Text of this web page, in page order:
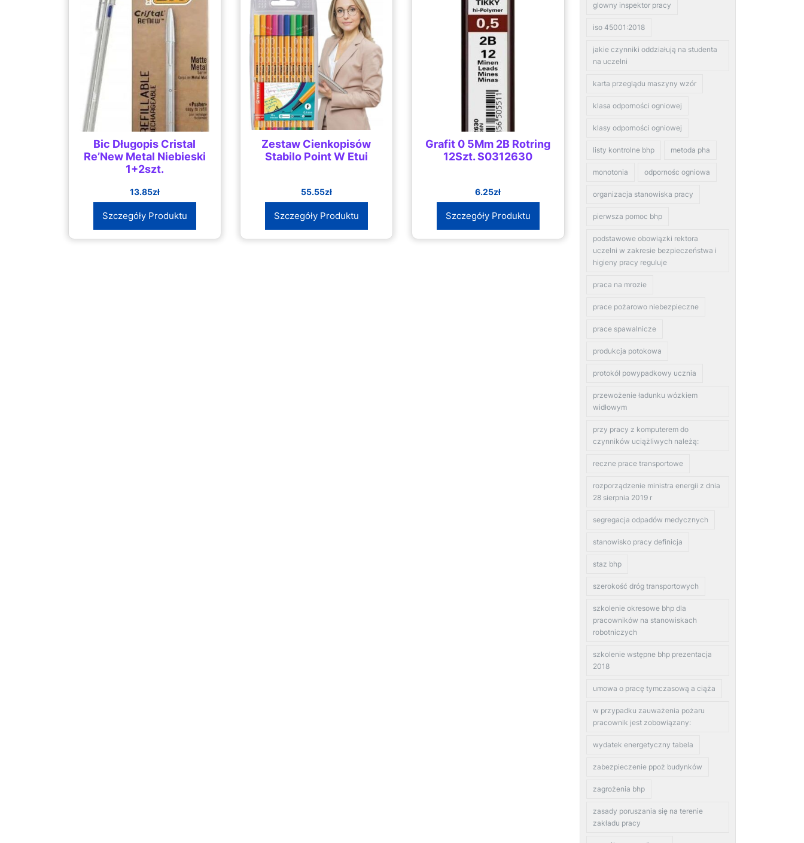
Bic Długopis Cristal
Re’New Metal Niebieski
1+2szt.
13.85zł
Szczegóły Produktu
Zestaw Cienkopisów
Stabilo Point W Etui
55.55zł
Szczegóły Produktu
Grafit 0 5Mm 2B Rotring
12Szt. S0312630
6.25zł
Szczegóły Produktu
glowny inspektor pracy
iso 45001:2018
jakie czynniki oddziałują na studenta
na uczelni
karta przeglądu maszyny wzór
klasa odporności ogniowej
klasy odporności ogniowej
listy kontrolne bhp metoda pha
monotonia odpornośc ogniowa
organizacja stanowiska pracy
pierwsza pomoc bhp
podstawowe obowiązki rektora
uczelni w zakresie bezpieczeństwa i
higieny pracy reguluje
praca na mrozie
prace pożarowo niebezpieczne
prace spawalnicze
produkcja potokowa
protokół powypadkowy ucznia
przewożenie ładunku wózkiem
widłowym
przy pracy z komputerem do
czynników uciążliwych należą:
reczne prace transportowe
rozporządzenie ministra energii z dnia
28 sierpnia 2019 r
segregacja odpadów medycznych
stanowisko pracy definicja
staz bhp
szerokość dróg transportowych
szkolenie okresowe bhp dla
pracowników na stanowiskach
robotniczych
szkolenie wstępne bhp prezentacja
2018
umowa o pracę tymczasową a ciąża
w przypadku zauważenia pożaru
pracownik jest zobowiązany:
wydatek energetyczny tabela
zabezpieczenie ppoż budynków
zagrożenia bhp
zasady poruszania się na terenie
zakładu pracy